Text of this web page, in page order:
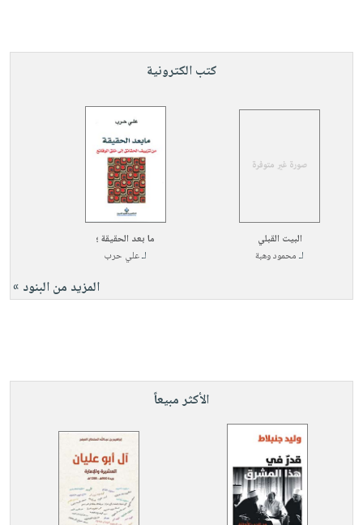
كتب الكترونية
البيت القبلي
لـمحمود وهبة
ما بعد الحقيقة ؛
لـعلي حرب
المزيد من البنود »
الأكثر مبيعاً